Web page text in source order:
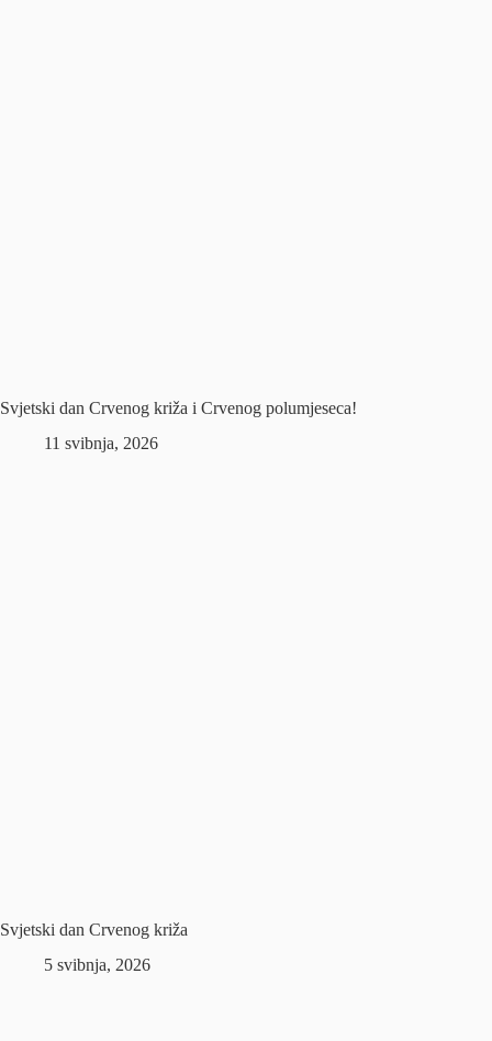
Svjetski dan Crvenog križa i Crvenog polumjeseca!
11 svibnja, 2026
Svjetski dan Crvenog križa
5 svibnja, 2026